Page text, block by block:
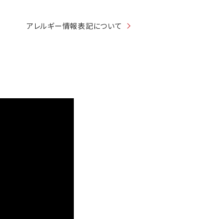
アレルギー情報表記について